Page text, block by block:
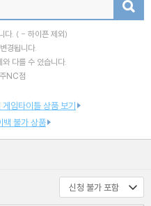
다. ( - 하이픈 제외)
경됩니다.
다를 수 있습니다.
NC점
게임타이틀 상품 보기
백 불가 상품